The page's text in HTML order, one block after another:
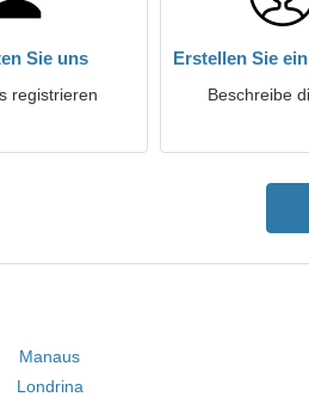
Sie uns
registrieren
Erstellen Sie
Beschreibe
Manaus
Londrina